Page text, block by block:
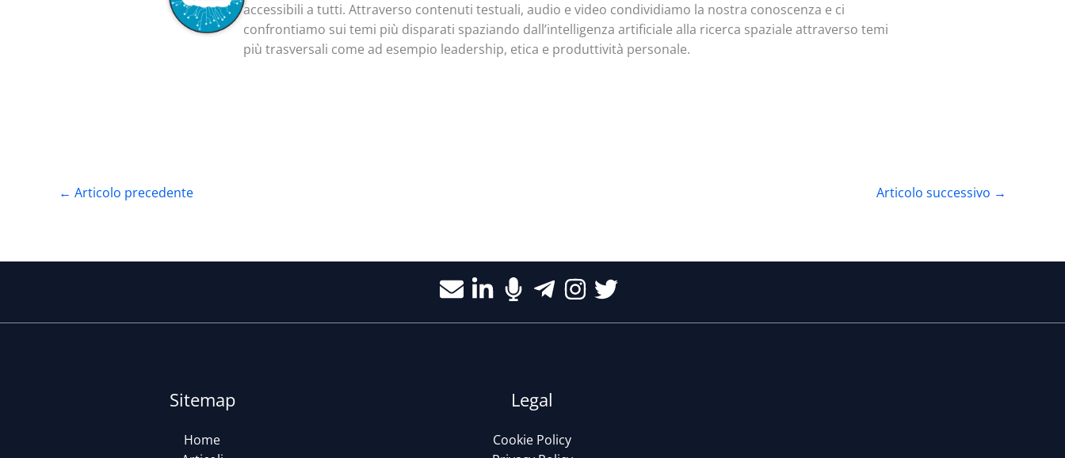
accessibili a tutti. Attraverso contenuti testuali, audio e video condividiamo la nostra conoscenza e ci
confrontiamo sui temi più disparati spaziando dall’intelligenza artificiale alla ricerca spaziale attraverso temi
più trasversali come ad esempio leadership, etica e produttività personale.
← Articolo precedente Articolo successivo →
Sitemap
Home
Legal
Cookie Policy